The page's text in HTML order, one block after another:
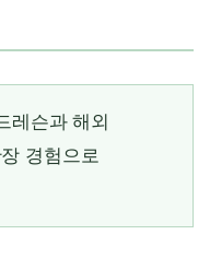
레슨과 해외
경험으로